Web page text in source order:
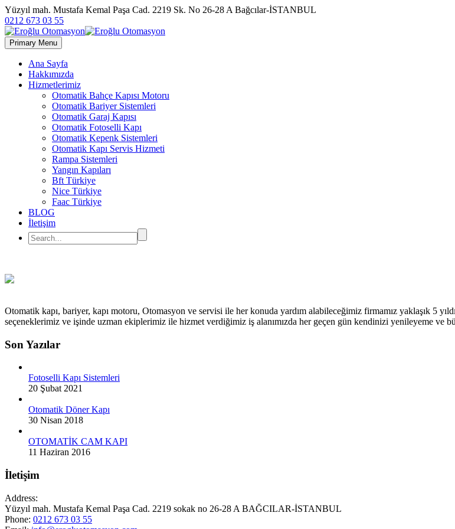
Yüzyıl mah. Mustafa Kemal Paşa Cad. 2219 Sk. No 26-28 A Bağcılar-İSTANBUL
0212 673 03 55
Primary Menu
Ana Sayfa
Hakkımızda
Hizmetlerimiz
Otomatik Bahçe Kapısı Motoru
Otomatik Bariyer Sistemleri
Otomatik Garaj Kapısı
Otomatik Fotoselli Kapı
Otomatik Kepenk Sistemleri
Otomatik Kapı Servis Hizmeti
Rampa Sistemleri
Yangın Kapıları
Bft Türkiye
Nice Türkiye
Faac Türkiye
BLOG
İletişim
Otomatik kapı, bariyer, kapı motoru, Otomasyon ve servisi ile her konuda yardım alabileceğimiz firmamız yaklaşık 5
seçeneklerimiz ve işinde uzman ekiplerimiz ile hizmet verdiğimiz iş alanımızda her geçen gün kendinizi yenileyeme ve
Son Yazılar
Fotoselli Kapı Sistemleri
20 Şubat 2021
Otomatik Döner Kapı
30 Nisan 2018
OTOMATİK CAM KAPI
11 Haziran 2016
İletişim
Address:
Yüzyıl mah. Mustafa Kemal Paşa Cad. 2219 sokak no 26-28 A BAĞCILAR-İSTANBUL
Phone: 0212 673 03 55